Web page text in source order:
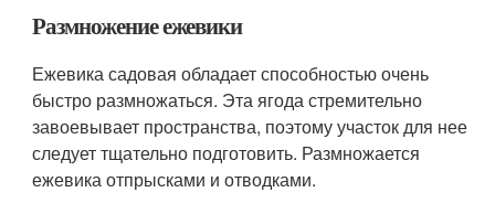
Размножение ежевики
Ежевика садовая обладает способностью очень
быстро размножаться. Эта ягода стремительно
завоевывает пространства, поэтому участок для нее
следует тщательно подготовить. Размножается
ежевика отпрысками и отводками.